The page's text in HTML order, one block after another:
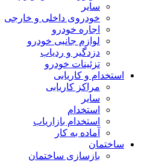
سایر
خودروی داخلی و خارجی
اجاره خودرو
لوازم جانبی خودرو
دزدگیر و ردیاب
تزئینات خودرو
استخدام و کاریابی
مراکز کاریابی
سایر
استخدام
استخدام بازاریاب
آماده به کار
ساختمان
بازسازی ساختمان